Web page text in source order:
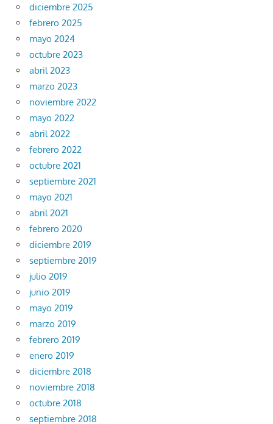
diciembre 2025
febrero 2025
mayo 2024
octubre 2023
abril 2023
marzo 2023
noviembre 2022
mayo 2022
abril 2022
febrero 2022
octubre 2021
septiembre 2021
mayo 2021
abril 2021
febrero 2020
diciembre 2019
septiembre 2019
julio 2019
junio 2019
mayo 2019
marzo 2019
febrero 2019
enero 2019
diciembre 2018
noviembre 2018
octubre 2018
septiembre 2018